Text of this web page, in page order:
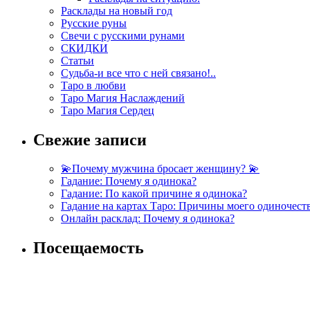
Расклады на новый год
Русские руны
Свечи с русскими рунами
СКИДКИ
Статьи
Судьба-и все что с ней связано!..
Таро в любви
Таро Магия Наслаждений
Таро Магия Сердец
Свежие записи
💫Почему мужчина бросает женщину? 💫
Гадание: Почему я одинока?
Гадание: По какой причине я одинока?
Гадание на картах Таро: Причины моего
Онлайн расклад: Почему я одинока?
Посещаемость